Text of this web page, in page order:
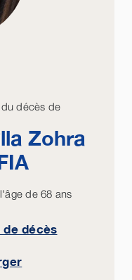
décès de
Zohra
de 68 ans
décès